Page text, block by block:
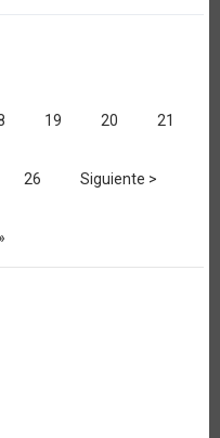
Página
19 Página
20 Página
21
Página
26
Siguiente
Siguiente >